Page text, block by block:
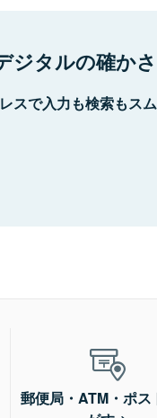
ジタルの確かさ
スで入力も検索もスム
郵便局・ATM・ポス